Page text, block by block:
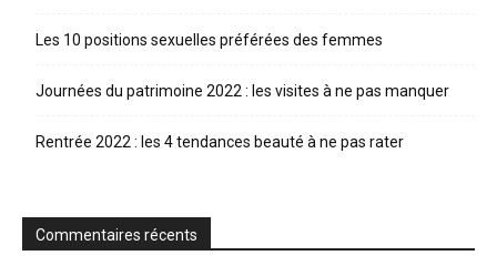
Les 10 positions sexuelles préférées des femmes
Journées du patrimoine 2022 : les visites à ne pas manquer
Rentrée 2022 : les 4 tendances beauté à ne pas rater
Commentaires récents